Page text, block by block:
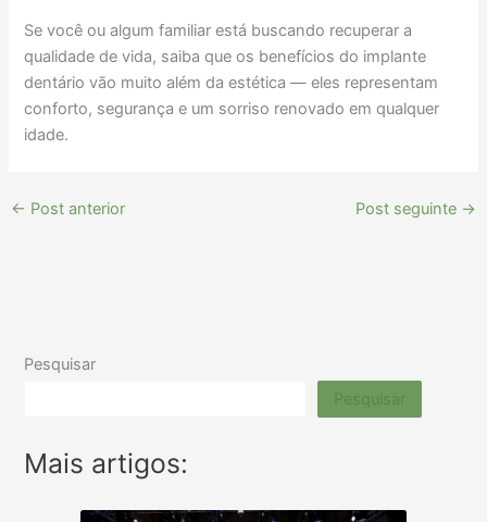
Se você ou algum familiar está buscando recuperar a
qualidade de vida, saiba que os benefícios do implante
dentário vão muito além da estética — eles representam
conforto, segurança e um sorriso renovado em qualquer
idade.
← Post anterior Post seguinte →
Pesquisar
Pesquisar
Mais artigos: